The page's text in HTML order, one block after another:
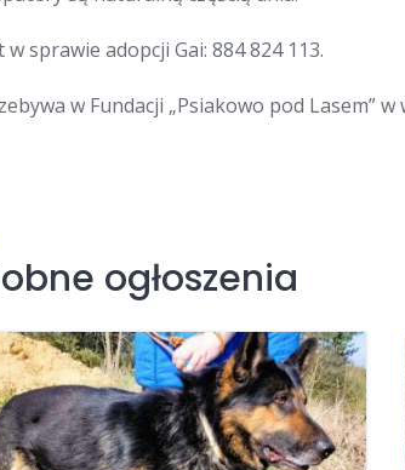
sprawie adopcji Gai: 884 824 113.
w Fundacji „Psiakowo pod Lasem”
ogłoszenia